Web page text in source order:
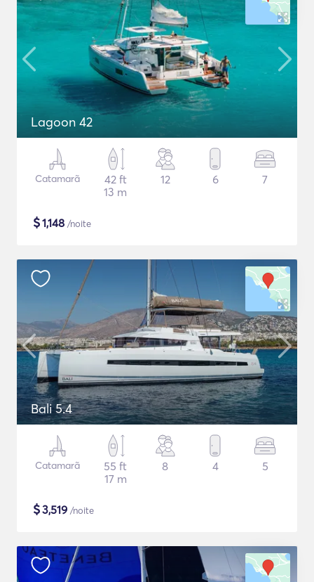
Lagoon 42
Catamarã
42 ft
13 m
12 6 7
$1,148 /noite
Bali 5.4
Catamarã
55 ft
17 m
8 4 5
$3,519 /noite